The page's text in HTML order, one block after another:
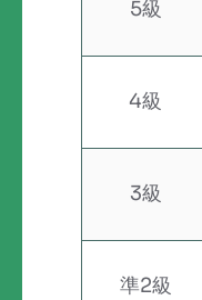
5級
4級
3級
準2級